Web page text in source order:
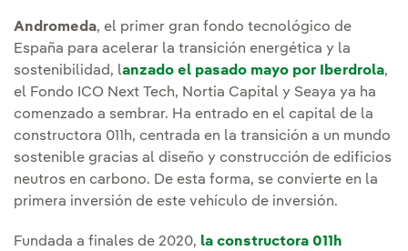
Andromeda, el primer gran fondo tecnológico de
España para acelerar la transición energética y la
sostenibilidad, lanzado el pasado mayo por Iberdrola,
el Fondo ICO Next Tech, Nortia Capital y Seaya ya ha
comenzado a sembrar. Ha entrado en el capital de la
constructora 011h, centrada en la transición a un mundo
sostenible gracias al diseño y construcción de edificios
neutros en carbono. De esta forma, se convierte en la
primera inversión de este vehículo de inversión.
Fundada a finales de 2020, la constructora 011h